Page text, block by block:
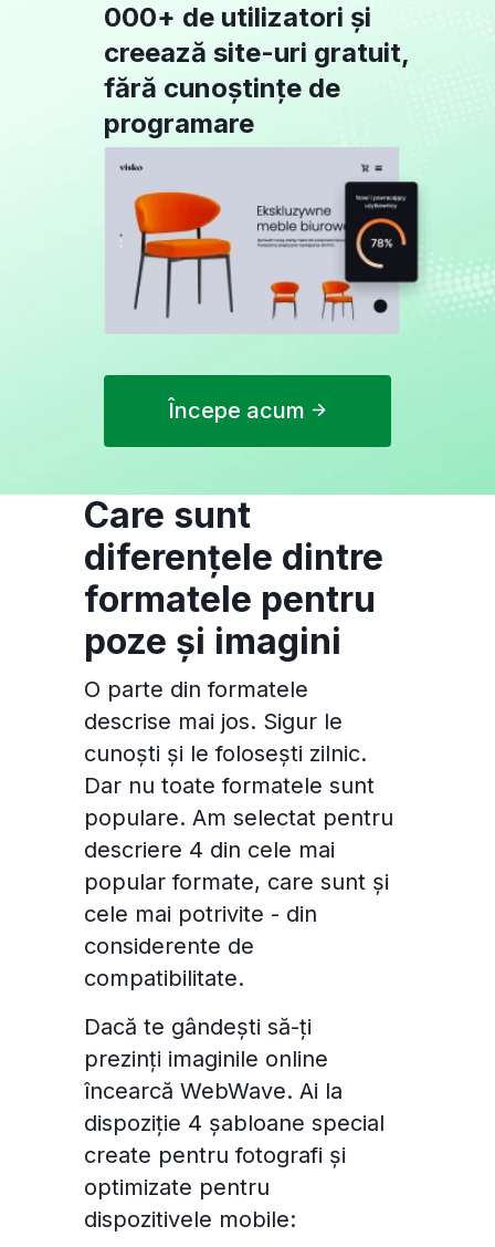
000+ de utilizatori și
creează site-uri gratuit,
fără cunoștințe de
programare
Începe acum
Care sunt
diferențele dintre
formatele pentru
poze și imagini
O parte din formatele
descrise mai jos. Sigur le
cunoști și le folosești zilnic.
Dar nu toate formatele sunt
populare. Am selectat pentru
descriere 4 din cele mai
popular formate, care sunt și
cele mai potrivite - din
considerente de
compatibilitate.
Dacă te gândești să-ți
prezinți imaginile online
încearcă WebWave. Ai la
dispoziție 4 șabloane special
create pentru fotografi și
optimizate pentru
dispozitivele mobile: